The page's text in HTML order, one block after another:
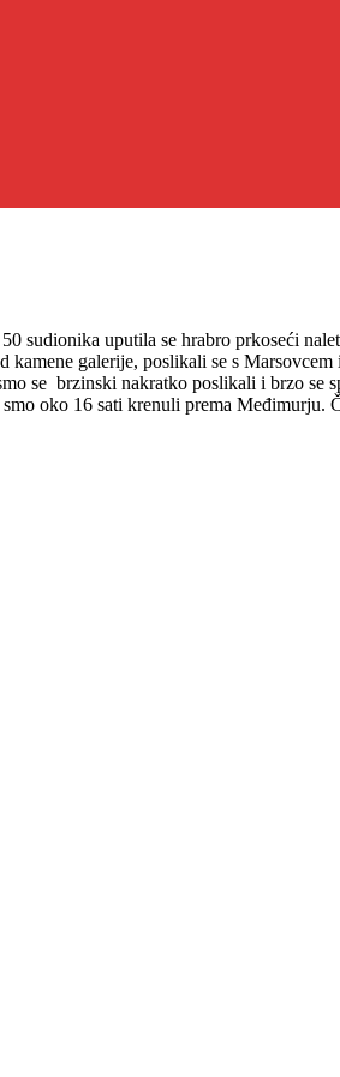
sudionika uputila se hrabro prkoseći
galerije, poslikali se s
se brzinski nakratko poslikali i brzo se
oko 16 sati krenuli prema